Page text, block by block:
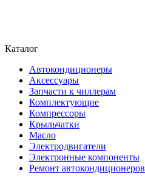
Каталог
Автокондиционеры
Аксессуары
Запчасти к чиллерам
Комплектующие
Компрессоры
Крыльчатки
Масло
Электродвигатели
Электронные компоненты
Ремонт автокондиционеров